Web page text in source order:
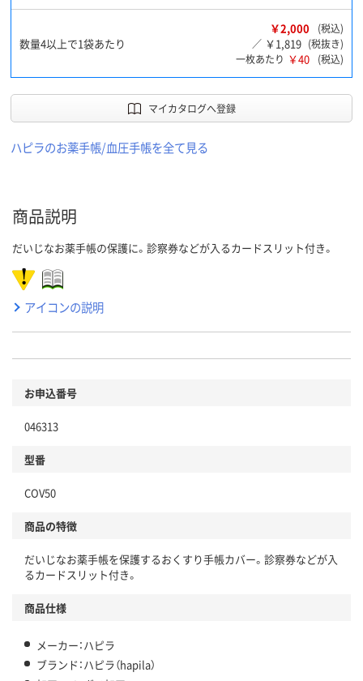
数量4以上で1袋あたり
￥2,000
(税込)
／ ￥1,819 (税抜き)
一枚あたり ￥40 (税込)
マイカタログへ登録
ハピラのお薬手帳/血圧手帳を全て見る
商品説明
だいじなお薬手帳の保護に。診察券などが入るカードスリット付き。
アイコンの説明
お申込番号
046313
型番
COV50
商品の特徴
だいじなお薬手帳を保護するおくすり手帳カバー。診察券などが入
るカードスリット付き。
商品仕様
メーカー：ハピラ
ブランド：ハピラ（hapila）